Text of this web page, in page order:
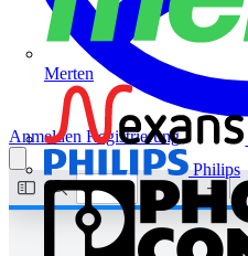
Merten
Philips
Anmelden Registrierung